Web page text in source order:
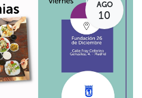
AGO
10